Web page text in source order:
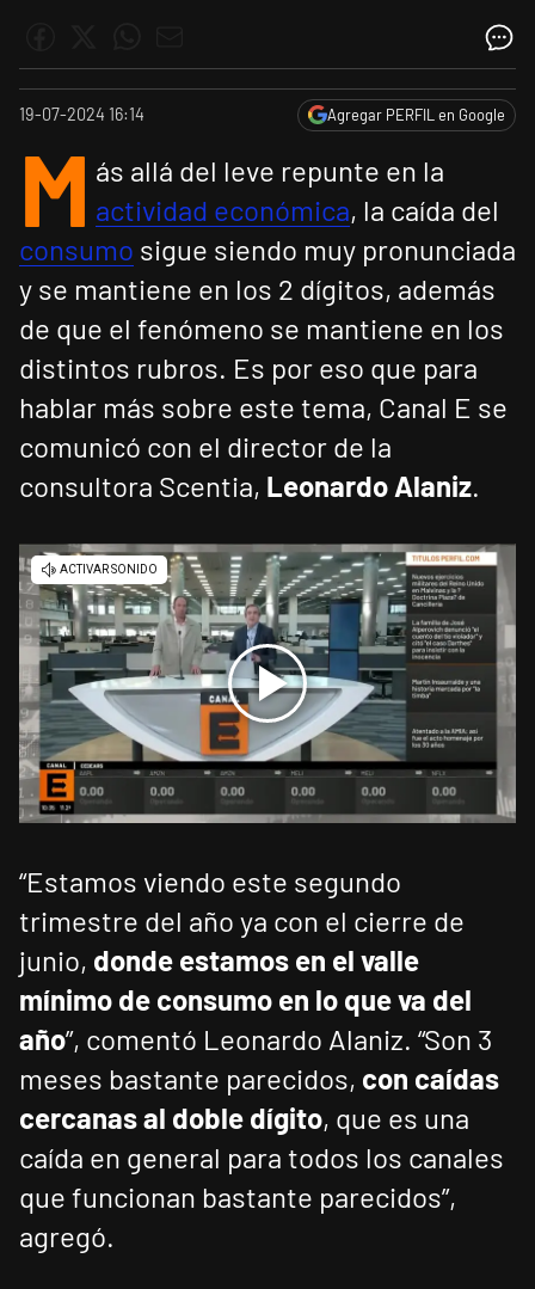
19-07-2024 16:14 Agregar PERFIL en Google
M ás allá del leve repunte en la
actividad económica, la caída del
consumo sigue siendo muy pronunciada
y se mantiene en los 2 dígitos, además
de que el fenómeno se mantiene en los
distintos rubros. Es por eso que para
hablar más sobre este tema, Canal E se
comunicó con el director de la
consultora Scentia, Leonardo Alaniz.
“Estamos viendo este segundo
trimestre del año ya con el cierre de
junio, donde estamos en el valle
mínimo de consumo en lo que va del
año”, comentó Leonardo Alaniz. “Son 3
meses bastante parecidos, con caídas
cercanas al doble dígito, que es una
caída en general para todos los canales
que funcionan bastante parecidos”,
agregó.